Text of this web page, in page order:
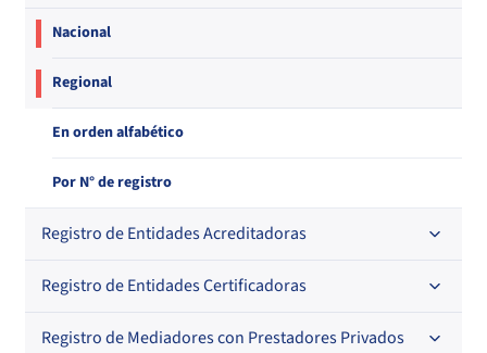
Nacional
Regional
En orden alfabético
Por N° de registro
Registro de Entidades Acreditadoras
En orden alfabético
Por N° de registro
Registro de Entidades Certificadoras
Por orden alfabético
Registro de Mediadores con Prestadores Privados